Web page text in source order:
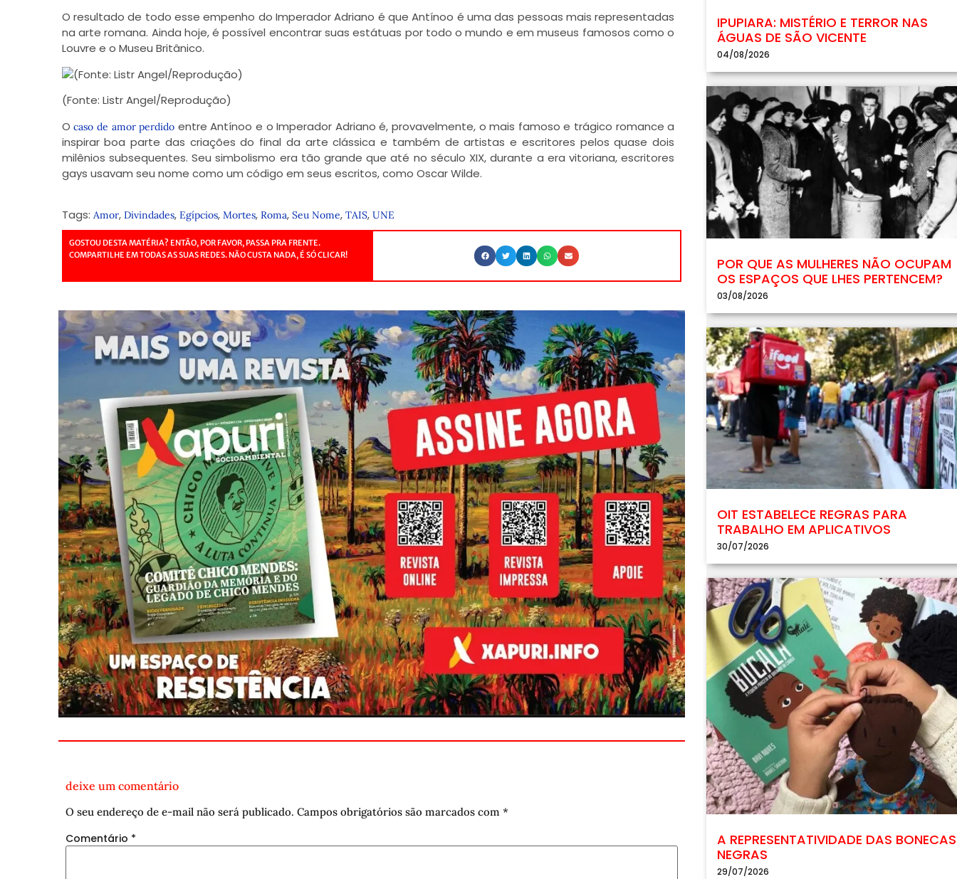
O resultado de todo esse empenho do Imperador Adriano é que Antínoo é uma das pessoas mais representadas
na arte romana. Ainda hoje, é possível encontrar suas estátuas por todo o mundo e em museus famosos como o
Louvre e o Museu Britânico.
(Fonte: Listr Angel/Reprodução)
Ocaso de amor perdido entre Antínoo e o Imperador Adriano é, provavelmente, o mais famoso e trágico romance a
inspirar boa parte das criações do final da arte clássica e também de artistas e escritores pelos quase dois
milênios subsequentes. Seu simbolismo era tão grande que até no século XIX, durante a era vitoriana, escritores
gays usavam seu nome como um código em seus escritos, como Oscar Wilde.
Tags: Amor, Divindades, Egípcios, Mortes, Roma, Seu Nome, TAIS, UNE
GOSTOU DESTA MATÉRIA? ENTÃO, POR FAVOR, PASSA PRA FRENTE.
COMPARTILHE EM TODAS AS SUAS REDES. NÃO CUSTA NADA, É SÓ CLICAR!
deixe um comentário
O seu endereço de e-mail não será publicado. Campos obrigatórios são marcados com *
Comentário *
IPUPIARA: MISTÉRIO E TERROR NAS
ÁGUAS DE SÃO VICENTE
04/08/2026
POR QUE AS MULHERES NÃO OCUPAM
OS ESPAÇOS QUE LHES PERTENCEM?
03/08/2026
OIT ESTABELECE REGRAS PARA
TRABALHO EM APLICATIVOS
30/07/2026
A REPRESENTATIVIDADE DAS BONECAS
NEGRAS
29/07/2026